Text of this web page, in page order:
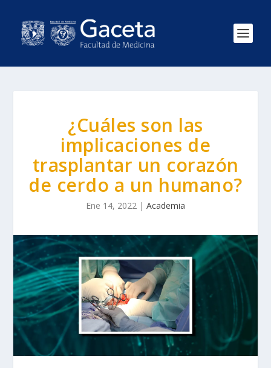
¿Cuáles son las
implicaciones de
trasplantar un corazón
de cerdo a un humano?
Ene 14, 2022 | Academia